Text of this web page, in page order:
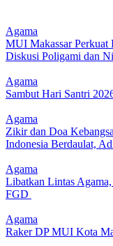
Agama
MUI Makassar Perkuat
Diskusi Poligami dan
Agama
Sambut Hari Santri
Agama
Zikir dan Doa
Indonesia Berdaulat,
Agama
Libatkan Lintas
FGD
Agama
Raker DP MUI Kota